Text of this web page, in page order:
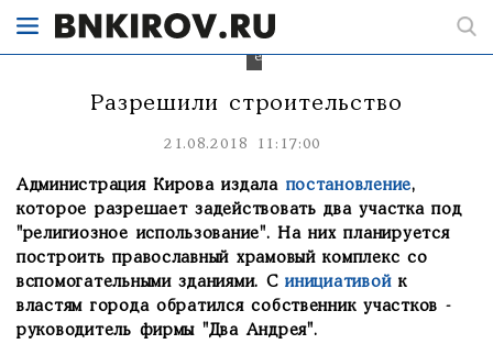
вятская-
епархия.рф
Разрешили строительство
21.08.2018 11:17:00
Администрация Кирова издала постановление,
которое разрешает задействовать два участка под
"религиозное использование". На них планируется
построить православный храмовый комплекс со
вспомогательными зданиями. Синициативойк
властям города обратился собственник участков -
руководитель фирмы "Два Андрея".